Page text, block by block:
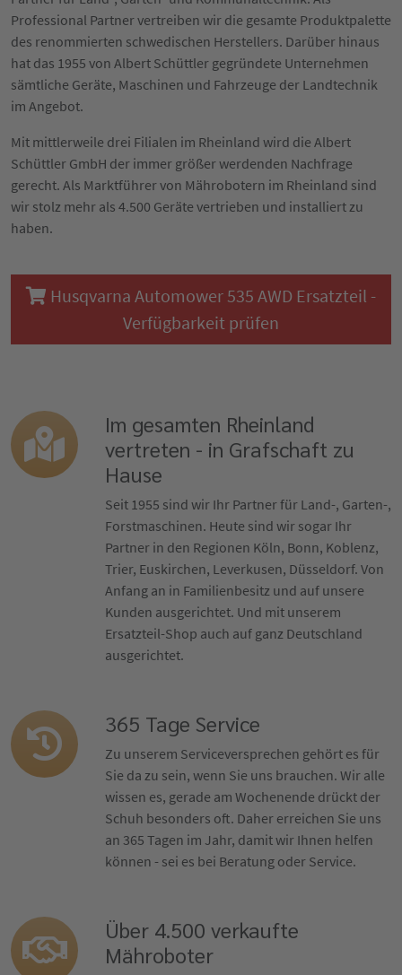
Professional Partner vertreiben wir die gesamte Produktpalette
des renommierten schwedischen Herstellers. Darüber hinaus
hat das 1955 von Albert Schüttler gegründete Unternehmen
sämtliche Geräte, Maschinen und Fahrzeuge der Landtechnik
im Angebot.
Mit mittlerweile drei Filialen im Rheinland wird die Albert
Schüttler GmbH der immer größer werdenden Nachfrage
gerecht. Als Marktführer von Mährobotern im Rheinland sind
wir stolz mehr als 4.500 Geräte vertrieben und installiert zu
haben.
Husqvarna Automower 535 AWD Ersatzteil -
Verfügbarkeit prüfen
Im gesamten Rheinland
vertreten - in Grafschaft zu
Hause
Seit 1955 sind wir Ihr Partner für Land-, Garten-,
Forstmaschinen. Heute sind wir sogar Ihr
Partner in den Regionen Köln, Bonn, Koblenz,
Trier, Euskirchen, Leverkusen, Düsseldorf. Von
Anfang an in Familienbesitz und auf unsere
Kunden ausgerichtet. Und mit unserem
Ersatzteil-Shop auch auf ganz Deutschland
ausgerichtet.
365 Tage Service
Zu unserem Serviceversprechen gehört es für
Sie da zu sein, wenn Sie uns brauchen. Wir alle
wissen es, gerade am Wochenende drückt der
Schuh besonders oft. Daher erreichen Sie uns
an 365 Tagen im Jahr, damit wir Ihnen helfen
können - sei es bei Beratung oder Service.
Über 4.500 verkaufte
Mähroboter